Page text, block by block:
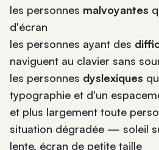
les personnes malvoyantes
d'écran
les personnes ayant des
naviguent au clavier sans
les personnes dyslexiques
typographie et d'un
et plus largement toute
situation dégradée — soleil
lente, écran de petite taille